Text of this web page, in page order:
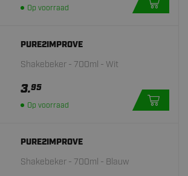
Op voorraad
PURE2IMPROVE
Shakebeker - 700ml - Wit
3.95
Op voorraad
PURE2IMPROVE
Shakebeker - 700ml - Blauw